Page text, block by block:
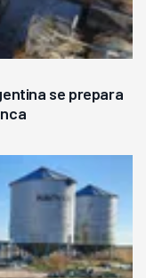
se prepara